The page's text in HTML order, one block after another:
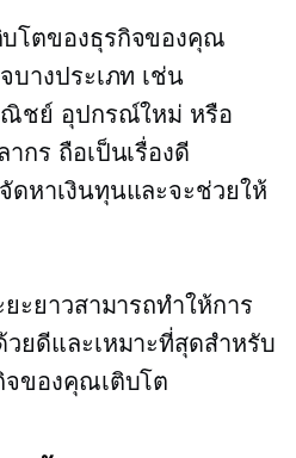
บโตของธุรกิจของคุณ
บางประเภท เช่น
ณิชย์ อุปกรณ์ใหม่ หรือ
กร ถือเป็นเรื่องดี
ดหาเงินทุนและจะช่วยให้
ะยาวสามารถทำให้การ
ยดีและเหมาะที่สุดสำหรับ
จของคุณเติบโต